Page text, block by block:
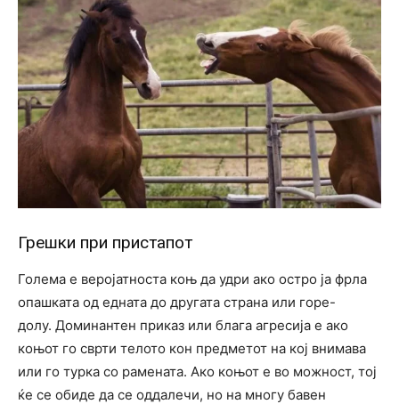
Грешки при пристапот
Голема е веројатноста коњ да удри ако остро ја фрла
опашката од едната до другата страна или горе-
долу. Доминантен приказ или блага агресија е ако
коњот го сврти телото кон предметот на кој внимава
или го турка со рамената. Ако коњот е во можност, тој
ќе се обиде да се оддалечи, но на многу бавен